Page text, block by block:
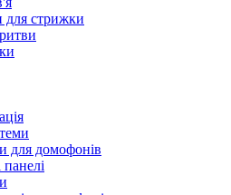
стрижки
для домофонів